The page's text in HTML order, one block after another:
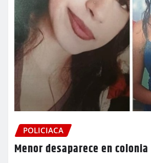
POLICIACA
Menor desaparece en